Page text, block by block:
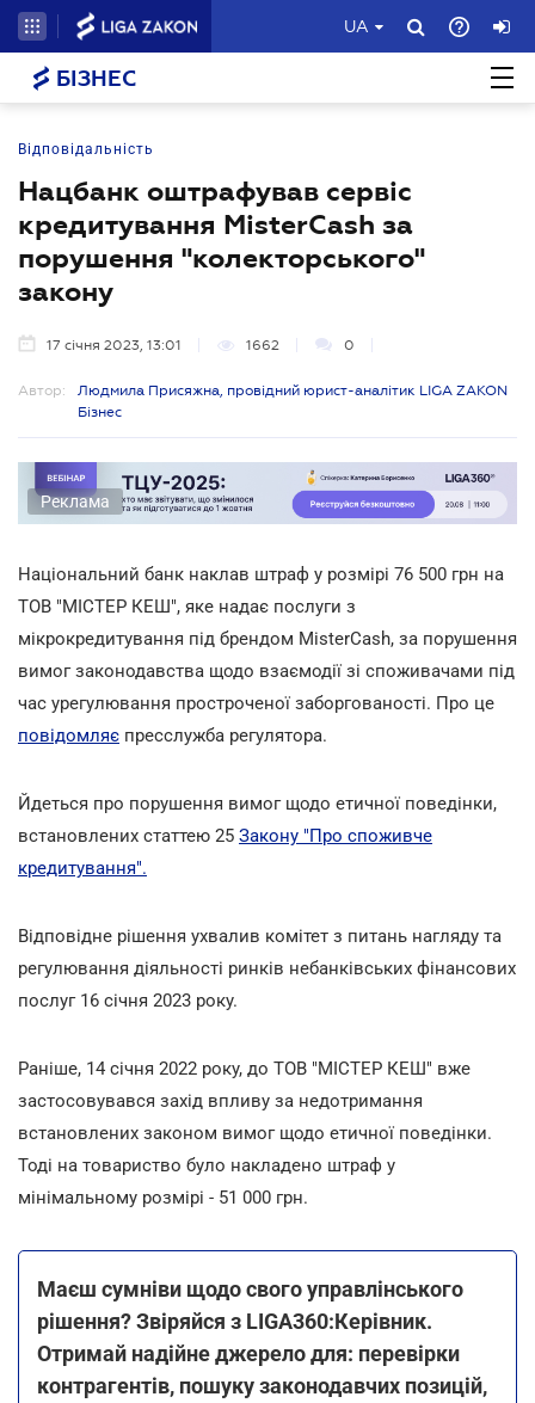
UA
БІЗНЕС
Відповідальність
Нацбанк оштрафував сервіс
кредитування MisterCash за
порушення "колекторського"
закону
17 січня 2023, 13:01 1662 0
Автор:
Людмила Присяжна, провідний юрист-аналітик LIGA ZAKON
Бізнес
Реклама
Національний банк наклав штраф у розмірі 76 500 грн на
ТОВ "МІСТЕР КЕШ", яке надає послуги з
мікрокредитування під брендом MisterCash, за порушення
вимог законодавства щодо взаємодії зі споживачами під
час урегулювання простроченої заборгованості. Про це
повідомляє пресслужба регулятора.
Йдеться про порушення вимог щодо етичної поведінки,
встановлених статтею 25 Закону "Про споживче
кредитування".
Відповідне рішення ухвалив комітет з питань нагляду та
регулювання діяльності ринків небанківських фінансових
послуг 16 січня 2023 року.
Раніше, 14 січня 2022 року, до ТОВ "МІСТЕР КЕШ" вже
застосовувався захід впливу за недотримання
встановлених законом вимог щодо етичної поведінки.
Тоді на товариство було накладено штраф у
мінімальному розмірі - 51 000 грн.
Маєш сумніви щодо свого управлінського
рішення? Звіряйся з LIGA360:Керівник.
Отримай надійне джерело для: перевірки
контрагентів, пошуку законодавчих позицій,